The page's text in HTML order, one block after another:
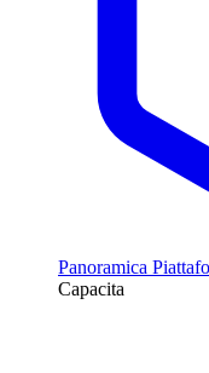
Panoramica
Capacita